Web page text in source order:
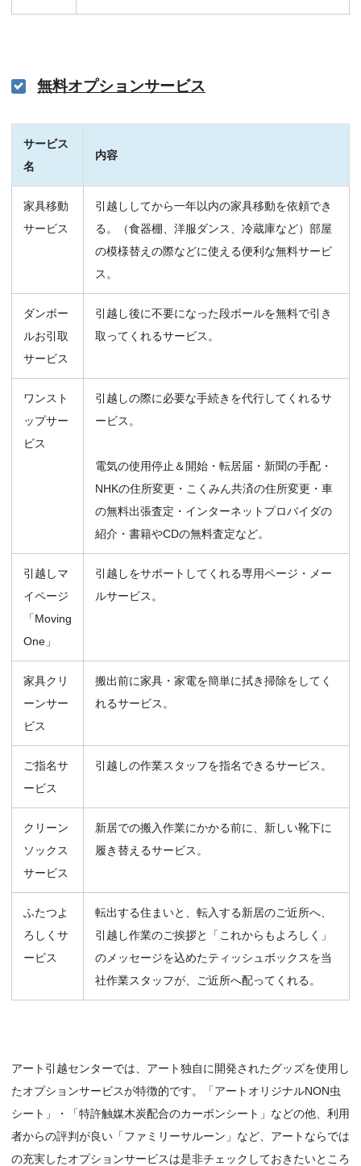
無料オプションサービス
サービス
名
内容
家具移動
サービス
引越ししてから一年以内の家具移動を依頼でき
る。（食器棚、洋服ダンス、冷蔵庫など）部屋
の模様替えの際などに使える便利な無料サービ
ス。
ダンボー
ルお引取
サービス
引越し後に不要になった段ボールを無料で引き
取ってくれるサービス。
ワンスト
ップサー
ビス
引越しの際に必要な手続きを代行してくれるサ
ービス。
電気の使用停止＆開始・転居届・新聞の手配・
NHKの住所変更・こくみん共済の住所変更・車
の無料出張査定・インターネットプロバイダの
紹介・書籍やCDの無料査定など。
引越しマ
イページ
「Moving
One」
引越しをサポートしてくれる専用ページ・メー
ルサービス。
家具クリ
ーンサー
ビス
搬出前に家具・家電を簡単に拭き掃除をしてく
れるサービス。
ご指名サ
ービス
引越しの作業スタッフを指名できるサービス。
クリーン
ソックス
サービス
新居での搬入作業にかかる前に、新しい靴下に
履き替えるサービス。
ふたつよ
ろしくサ
ービス
転出する住まいと、転入する新居のご近所へ、
引越し作業のご挨拶と「これからもよろしく」
のメッセージを込めたティッシュボックスを当
社作業スタッフが、ご近所へ配ってくれる。
アート引越センターでは、アート独自に開発されたグッズを使用し
たオプションサービスが特徴的です。「アートオリジナルNON虫
シート」・「特許触媒木炭配合のカーボンシート」などの他、利用
者からの評判が良い「ファミリーサルーン」など、アートならでは
の充実したオプションサービスは是非チェックしておきたいところ